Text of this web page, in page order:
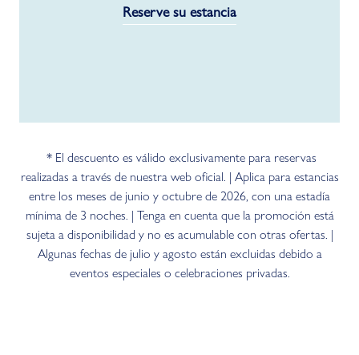
Reserve su estancia
* El descuento es válido exclusivamente para reservas
realizadas a través de nuestra web oficial. | Aplica para estancias
entre los meses de junio y octubre de 2026, con una estadía
mínima de 3 noches. | Tenga en cuenta que la promoción está
sujeta a disponibilidad y no es acumulable con otras ofertas. |
Algunas fechas de julio y agosto están excluidas debido a
eventos especiales o celebraciones privadas.